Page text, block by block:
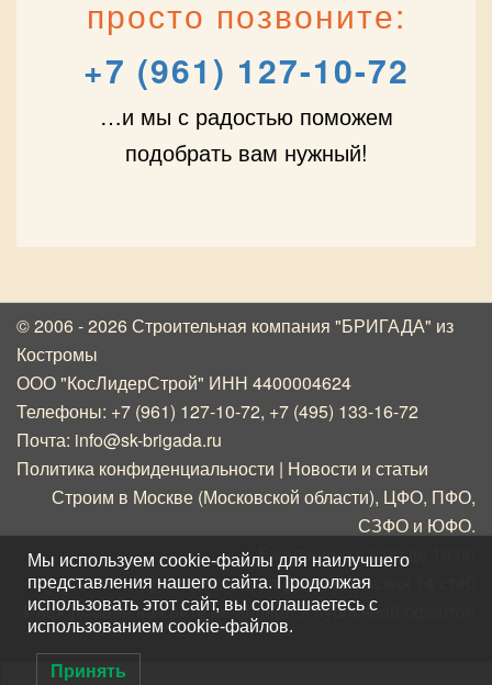
просто позвоните:
+7 (961) 127-10-72
…и мы с радостью поможем
подобрать вам нужный!
© 2006 - 2026 Строительная компания "БРИГАДА" из
Костромы
ООО "КосЛидерСтрой" ИНН 4400004624
Телефоны: +7 (961) 127-10-72, +7 (495) 133-16-72
Почта: info@sk-brigada.ru
Политика конфиденциальности | Новости и статьи
Строим в Москве (Московской области), ЦФО, ПФО,
СЗФО и ЮФО.
Ежедневно с 8:00 до 19:00
Адрес: Москва, ул. Дорогобужская 14 ст40
Информация на сайте не является публичной офертой
Мы используем cookie-файлы для наилучшего
представления нашего сайта. Продолжая
использовать этот сайт, вы соглашаетесь с
использованием cookie-файлов.
Принять